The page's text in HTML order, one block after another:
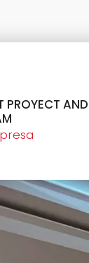
PROYECT